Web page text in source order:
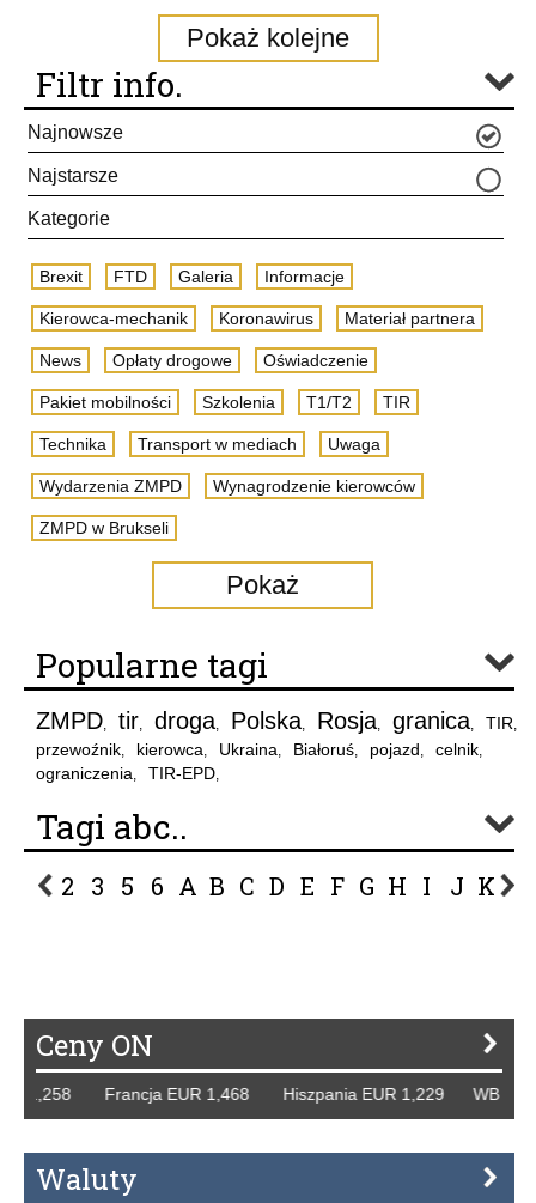
Pokaż kolejne
Filtr info.
Najnowsze
Najstarsze
Kategorie
Brexit FTD Galeria Informacje
Kierowca-mechanik Koronawirus Materiał partnera
News Opłaty drogowe Oświadczenie
Pakiet mobilności Szkolenia T1/T2 TIR
Technika Transport w mediach Uwaga
Wydarzenia ZMPD Wynagrodzenie kierowców
ZMPD w Brukseli
Pokaż
Popularne tagi
ZMPD, tir, droga, Polska, Rosja, granica, TIR,
przewoźnik, kierowca, Ukraina, Białoruś, pojazd, celnik,
ograniczenia, TIR-EPD,
Tagi abc..
2 3 5 6 A B C D E F G H I J K L
Ceny ON
Francja EUR 1,468 Hiszpania EUR 1,229 WB GBP
Waluty